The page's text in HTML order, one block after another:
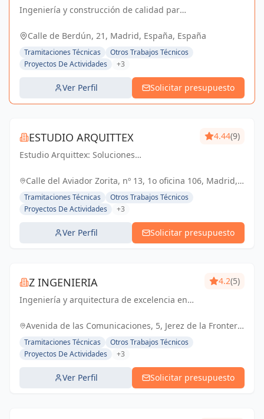
Ingeniería y construcción de calidad para
Nueva.
Calle de Berdún, 21, Madrid, España, España
Tramitaciones Técnicas
Otros Trabajos Técnicos
Proyectos De Actividades
+3
Ver Perfil Solicitar presupuesto
ESTUDIO ARQUITTEX
Estudio Arquittex: Soluciones
confianza en Navalmoral de la Mata y
excelencia.
4.44(9)
Calle del Aviador Zorita, nº 13, 1o oficina 106, Madrid,
España, España
Tramitaciones Técnicas
Otros Trabajos Técnicos
Proyectos De Actividades
+3
Ver Perfil Solicitar presupuesto
Z INGENIERIA
Ingeniería y arquitectura de excelencia en
confiable para proyectos técnicos y licencias
4.2(5)
Avenida de las Comunicaciones, 5, Jerez de la Frontera,
España, España
Tramitaciones Técnicas
Otros Trabajos Técnicos
Proyectos De Actividades
+3
Ver Perfil Solicitar presupuesto